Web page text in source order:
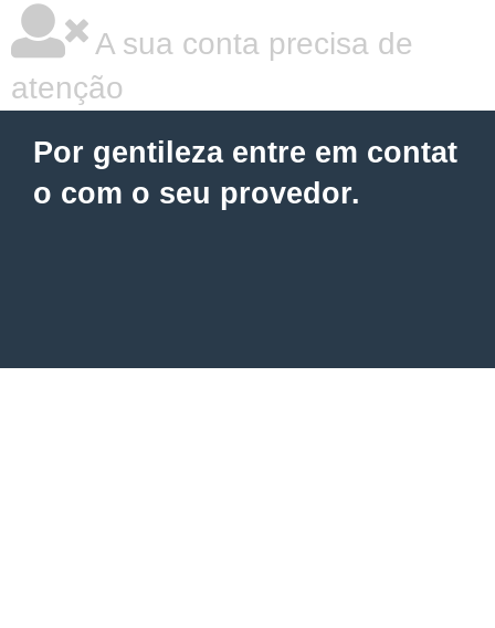
A sua conta precisa de
atenção
Por gentileza entre em contat
o com o seu provedor.